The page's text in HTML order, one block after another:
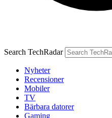
Search TechRadar
Nyheter
Recensioner
Mobiler
TV
Bärbara datorer
Gaming